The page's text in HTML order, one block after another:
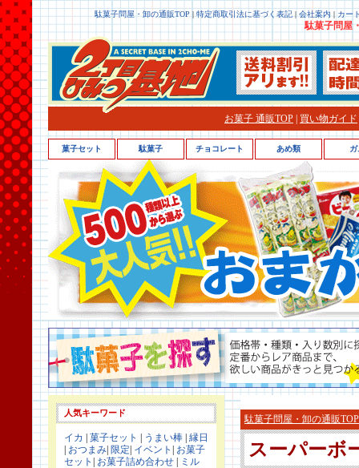
駄菓子問屋・卸の通販TOP |特定商取引法に基づく表記|会社案内 | カー
駄菓子問屋
お菓子 通販TOP 買い物ガイド
人気キーワード
イカ 菓子セット うまい棒 縁日
おつまみ 限定 イベント
お菓子
セット
お菓子詰め合わせ
ミル
駄菓子問屋・卸の通販TOP
スーパーボ